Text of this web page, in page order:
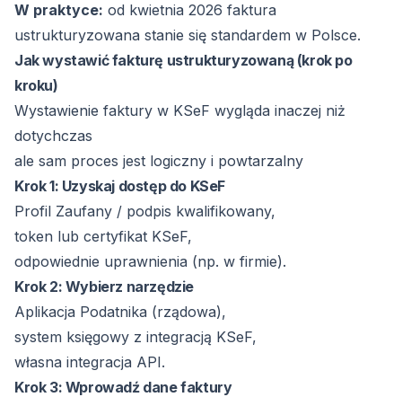
W praktyce: od kwietnia 2026 faktura
ustrukturyzowana stanie się standardem w Polsce.
Jak wystawić fakturę ustrukturyzowaną (krok po
kroku)
Wystawienie faktury w KSeF wygląda inaczej niż
dotychczas
ale sam proces jest logiczny i powtarzalny
Krok 1: Uzyskaj dostęp do KSeF
Profil Zaufany / podpis kwalifikowany,
token lub certyfikat KSeF,
odpowiednie uprawnienia (np. w firmie).
Krok 2: Wybierz narzędzie
Aplikacja Podatnika (rządowa),
system księgowy z integracją KSeF,
własna integracja API.
Krok 3: Wprowadź dane faktury